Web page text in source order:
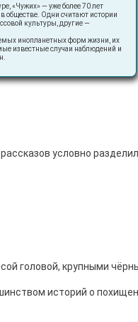
«Чужих» — уже более 70 лет
обществе. Одни считают истории
культуры, другие —
инопланетных форм жизни, их
известные случаи наблюдений и
условно
головой, крупными
историй о